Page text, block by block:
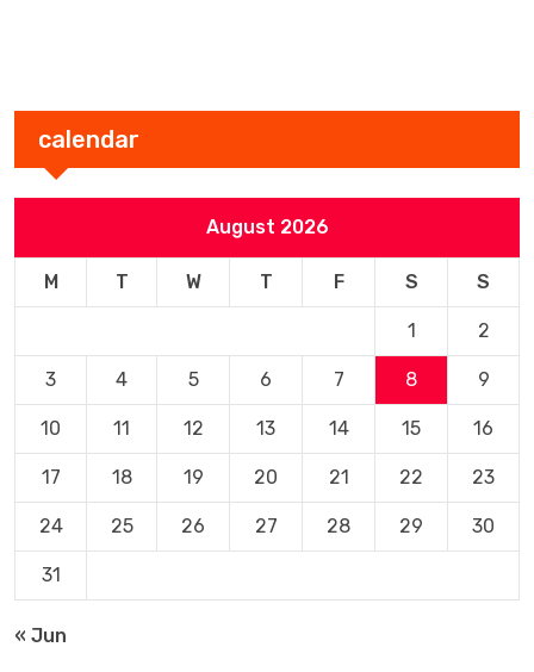
calendar
August 2026
M T W T F S S
1 2
3 4 5 6 7 8 9
10 11 12 13 14 15 16
17 18 19 20 21 22 23
24 25 26 27 28 29 30
31
« Jun